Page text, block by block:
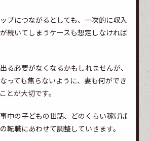
プにつながるとしても、一次的に収入
続いてしまうケースも想定しなければ
る必要がなくなるかもしれませんが、
っても焦らないように、妻も何ができ
とが大切です。
中の子どもの世話、どのくらい稼げば
転職にあわせて調整していきます。